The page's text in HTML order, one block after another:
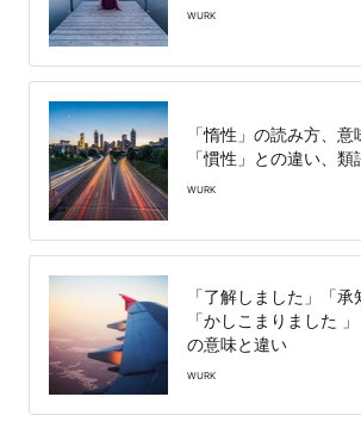
WURK
「惰性」の読み方、意
「慣性」との違い、
WURK
「了解しました」「承
「かしこまりました
の意味と違い
WURK